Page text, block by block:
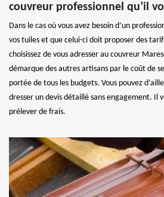
couvreur professionnel qu’il
Dans le cas où vous avez besoin d’un
vos tuiles et que celui-ci doit proposer des
choisissez de vous adresser au couvreur
démarque des autres artisans par le coût de
portée de tous les budgets. Vous pouvez
dresser un devis détaillé sans engagement. Il
prélever de frais.